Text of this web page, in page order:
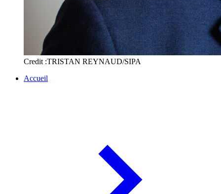
Credit :TRISTAN REYNAUD/SIPA
Accueil